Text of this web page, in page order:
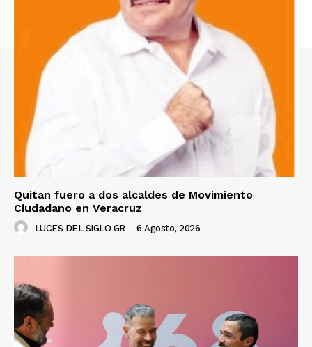
Quitan fuero a dos alcaldes de Movimiento
Ciudadano en Veracruz
LUCES DEL SIGLO GR - 6 Agosto, 2026